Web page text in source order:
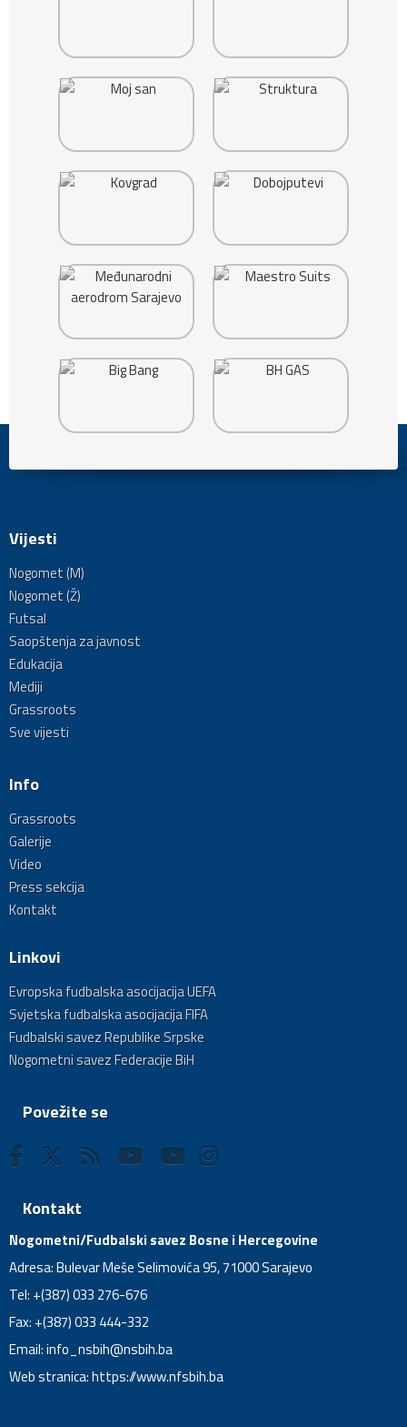
Vijesti
Nogomet (M)
Nogomet (Ž)
Futsal
Saopštenja za javnost
Edukacija
Mediji
Grassroots
Sve vijesti
Info
Grassroots
Galerije
Video
Press sekcija
Kontakt
Linkovi
Evropska fudbalska asocijacija UEFA
Svjetska fudbalska asocijacija FIFA
Fudbalski savez Republike Srpske
Nogometni savez Federacije BiH
Povežite se
Kontakt
Nogometni/Fudbalski savez Bosne i Hercegovine
Adresa: Bulevar Meše Selimovića 95, 71000 Sarajevo
Tel: +(387) 033 276-676
Fax: +(387) 033 444-332
Email:info_nsbih@nsbih.ba
Web stranica: https://www.nfsbih.ba